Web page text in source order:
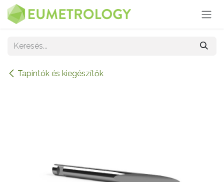
Kihagyás és továbblépés a tartalomhoz
Tapintók és kiegészítők